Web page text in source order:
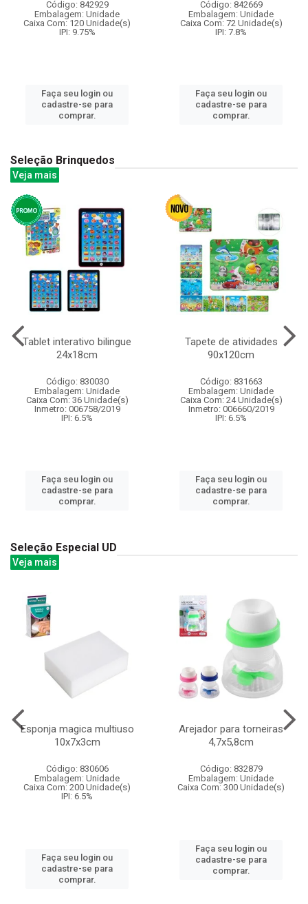
Código: 842929
Embalagem: Unidade
Caixa Com: 120 Unidade(s)
IPI: 9.75%
Faça seu login ou
cadastre-se para
comprar.
Código: 842669
Embalagem: Unidade
Caixa Com: 72 Unidade(s)
IPI: 7.8%
Faça seu login ou
cadastre-se para
comprar.
Seleção Brinquedos
Veja mais
Tablet interativo bilingue
24x18cm
Código: 830030
Embalagem: Unidade
Caixa Com: 36 Unidade(s)
Inmetro: 006758/2019
IPI: 6.5%
Faça seu login ou
cadastre-se para
comprar.
Tapete de atividades
90x120cm
Código: 831663
Embalagem: Unidade
Caixa Com: 24 Unidade(s)
Inmetro: 006660/2019
IPI: 6.5%
Faça seu login ou
cadastre-se para
comprar.
Seleção Especial UD
Veja mais
Esponja magica multiuso
10x7x3cm
Código: 830606
Embalagem: Unidade
Caixa Com: 200 Unidade(s)
IPI: 6.5%
Faça seu login ou
cadastre-se para
comprar.
Arejador para torneiras
4,7x5,8cm
Código: 832879
Embalagem: Unidade
Caixa Com: 300 Unidade(s)
Faça seu login ou
cadastre-se para
comprar.